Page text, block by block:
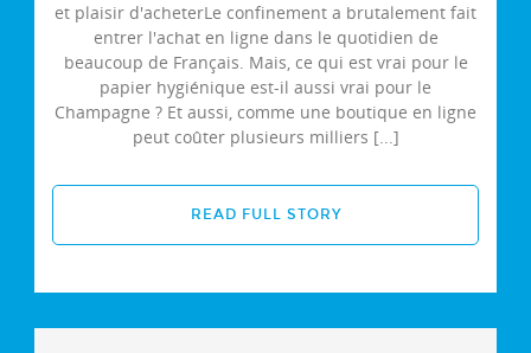
et plaisir d'acheterLe confinement a brutalement fait
entrer l'achat en ligne dans le quotidien de
beaucoup de Français. Mais, ce qui est vrai pour le
papier hygiénique est-il aussi vrai pour le
Champagne ? Et aussi, comme une boutique en ligne
peut coûter plusieurs milliers [...]
READ FULL STORY